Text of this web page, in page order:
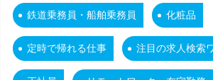
鉄道乗務員・船舶乗務員 化粧品
定時で帰れる仕事 注目の求人検索